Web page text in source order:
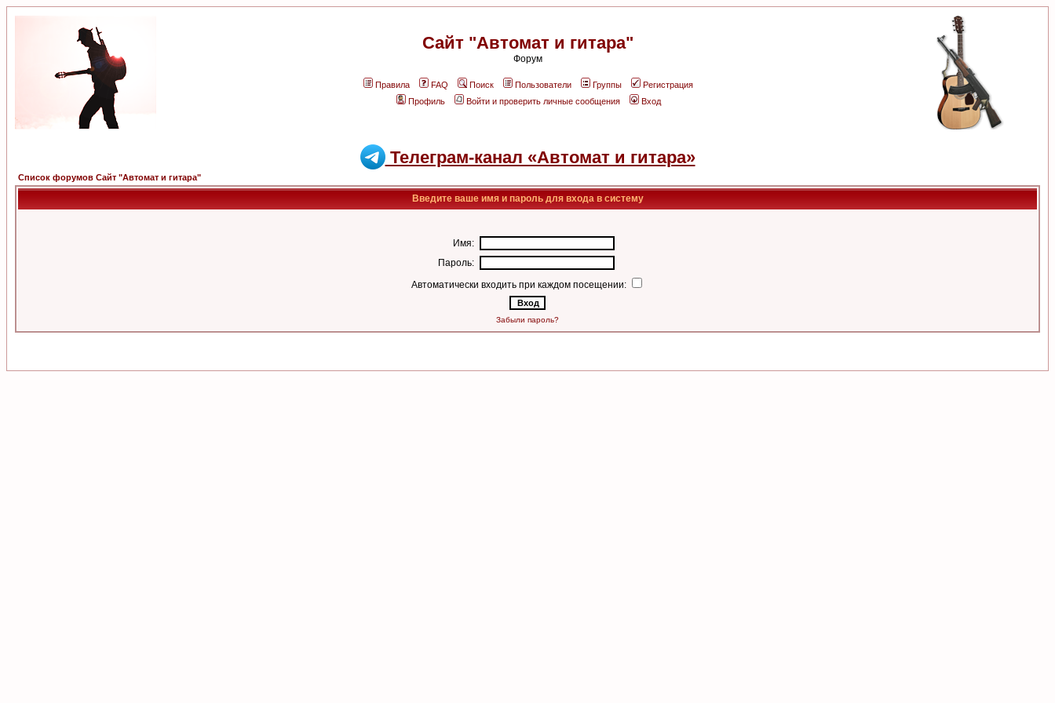
Сайт "Автомат и гитара"
Форум
Правила FAQ Поиск Пользователи Группы
Регистрация
Профиль
Войти и проверить личные сообщения Вход
Телеграм-канал «Автомат и гитара»
Список форумов Сайт "Автомат и гитара"
Введите ваше имя и пароль для входа в систему
Имя:
Пароль:
Автоматически входить при каждом посещении:
Забыли пароль?